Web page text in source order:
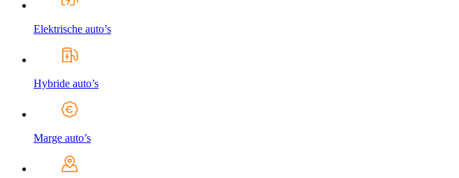
Elektrische auto’s
Hybride auto’s
Marge auto’s